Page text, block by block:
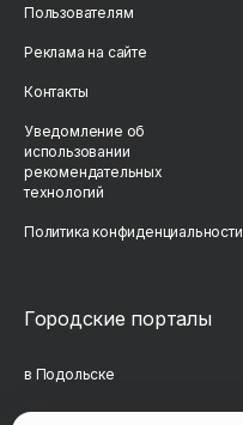
Пользователям
Реклама на сайте
Контакты
Уведомление об
использовании
рекомендательных
технологий
Политика конфиденциальности
Городские порталы
в Подольске
в Реутове